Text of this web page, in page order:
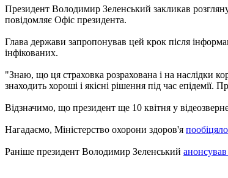
Президент Володимир Зеленський закликав
повідомляє Офіс президента.
Глава держави запропонував цей крок після
інфікованих.
"Знаю, що ця страховка розрахована і на наслідки
знаходить хороші і якісні рішення під час
Відзначимо, що президент ще 10 квітня у
Нагадаємо, Міністерство охорони здоров'я
Раніше президент Володимир Зеленський